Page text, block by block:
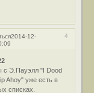
4
2014-12-
с Э.Пауэлл "I Dood
Ahoy" уже есть в
списках.